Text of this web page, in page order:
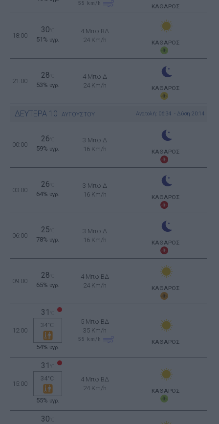
55 km/h ΚΑΘΑΡΟΣ
18:00
30
51% υγρ.
4 Μπφ ΒΔ
24 Km/h
ΚΑΘΑΡΟΣ
21:00
28
53% υγρ.
4 Μπφ Δ
24 Km/h
ΚΑΘΑΡΟΣ
ΔΕΥΤΕΡΑ 10 ΑΥΓΟΥΣΤΟΥ Ανατολή: 06:34 - Δύση 20:14
00:00
26
59% υγρ.
3 Μπφ Δ
16 Km/h
ΚΑΘΑΡΟΣ
03:00
26
64% υγρ.
3 Μπφ Δ
16 Km/h
ΚΑΘΑΡΟΣ
06:00
25
78% υγρ.
3 Μπφ Δ
16 Km/h
ΚΑΘΑΡΟΣ
09:00
28
65% υγρ.
4 Μπφ ΒΔ
24 Km/h
ΚΑΘΑΡΟΣ
12:00
31
34°C
54% υγρ.
5 Μπφ ΒΔ
35 Km/h
55 km/h ΚΑΘΑΡΟΣ
15:00
31
34°C
55% υγρ.
4 Μπφ ΒΔ
24 Km/h
ΚΑΘΑΡΟΣ
30